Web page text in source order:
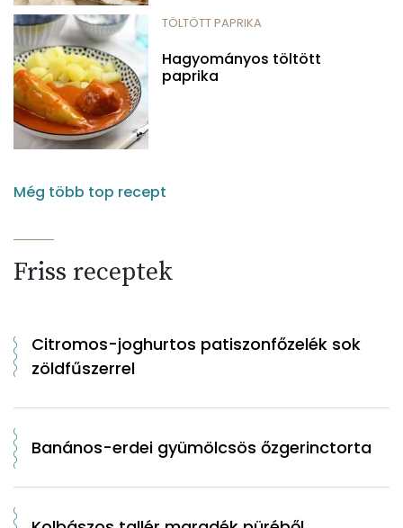
TÖLTÖTT PAPRIKA
Hagyományos töltött
paprika
Még több top recept
Friss receptek
Citromos-joghurtos patiszonfőzelék sok
zöldfűszerrel
Banános-erdei gyümölcsös őzgerinctorta